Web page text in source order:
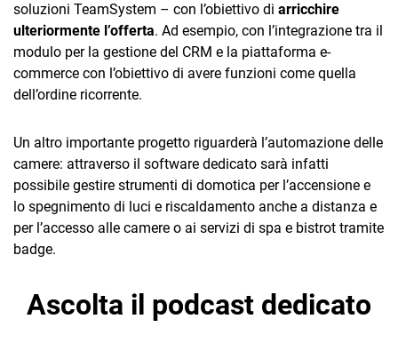
soluzioni TeamSystem – con l’obiettivo di arricchire
ulteriormente l’offerta. Ad esempio, con l’integrazione tra il
modulo per la gestione del CRM e la piattaforma e-
commerce con l’obiettivo di avere funzioni come quella
dell’ordine ricorrente.
Un altro importante progetto riguarderà l’automazione delle
camere: attraverso il software dedicato sarà infatti
possibile gestire strumenti di domotica per l’accensione e
lo spegnimento di luci e riscaldamento anche a distanza e
per l’accesso alle camere o ai servizi di spa e bistrot tramite
badge.
Ascolta il podcast dedicato